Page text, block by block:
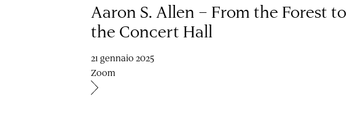
Aaron S. Allen – From the Forest to
the Concert Hall
21 gennaio 2025
Zoom